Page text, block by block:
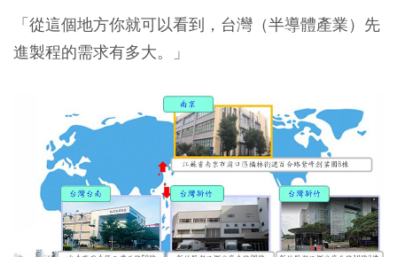
「從這個地方你就可以看到，台灣（半導體產業）先
進製程的需求有多大。」